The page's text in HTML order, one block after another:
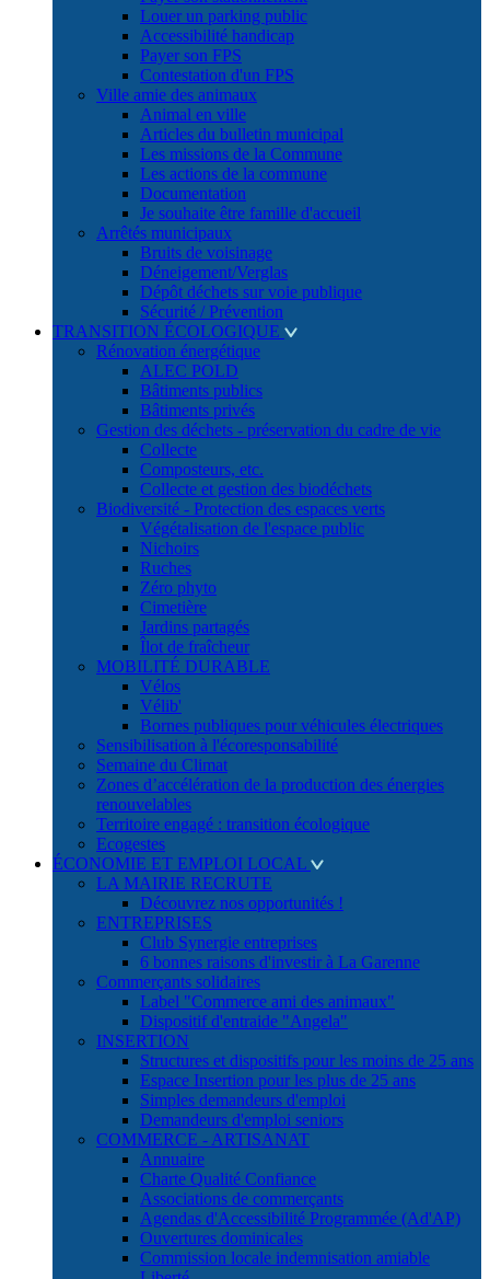
Louer un parking public
Accessibilité handicap
Payer son FPS
Contestation d'un FPS
Ville amie des animaux
Animal en ville
Articles du bulletin municipal
Les missions de la Commune
Les actions de la commune
Documentation
Je souhaite être famille d'accueil
Arrêtés municipaux
Bruits de voisinage
Déneigement/Verglas
Dépôt déchets sur voie publique
Sécurité / Prévention
TRANSITION ÉCOLOGIQUE
Rénovation énergétique
ALEC POLD
Bâtiments publics
Bâtiments privés
Gestion des déchets - préservation du cadre de vie
Collecte
Composteurs, etc.
Collecte et gestion des biodéchets
Biodiversité - Protection des espaces verts
Végétalisation de l'espace public
Nichoirs
Ruches
Zéro phyto
Cimetière
Jardins partagés
Îlot de fraîcheur
MOBILITÉ DURABLE
Vélos
Vélib'
Bornes publiques pour véhicules électriques
Sensibilisation à l'écoresponsabilité
Semaine du Climat
Zones d’accélération de la production des énergies
renouvelables
Territoire engagé : transition écologique
Ecogestes
ÉCONOMIE ET EMPLOI LOCAL
LA MAIRIE RECRUTE
Découvrez nos opportunités !
ENTREPRISES
Club Synergie entreprises
6 bonnes raisons d'investir à La Garenne
Commerçants solidaires
Label "Commerce ami des animaux"
Dispositif d'entraide "Angela"
INSERTION
Structures et dispositifs pour les moins de 25 ans
Espace Insertion pour les plus de 25 ans
Simples demandeurs d'emploi
Demandeurs d'emploi seniors
COMMERCE - ARTISANAT
Annuaire
Charte Qualité Confiance
Associations de commerçants
Agendas d'Accessibilité Programmée (Ad'AP)
Ouvertures dominicales
Commission locale indemnisation amiable